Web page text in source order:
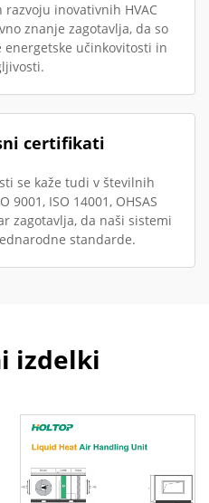
razvoju inovativnih HVAC
znanje zagotavlja, da so
učinkovitosti in
certifikati
se kaže tudi v številnih
9001, ISO 14001, OHSAS
zagotavlja, da naši sistemi
standarde.
izdelki